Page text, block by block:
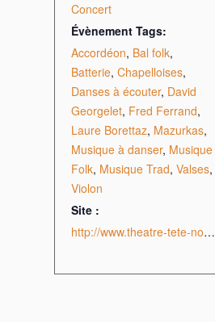
Concert
Évènement Tags:
Accordéon, Bal folk,
Batterie, Chapelloises,
Danses à écouter, David
Georgelet, Fred Ferrand,
Laure Borettaz, Mazurkas,
Musique à danser, Musique
Folk, Musique Trad, Valses,
Violon
Site :
http://www.theatre-tete-noire.com/